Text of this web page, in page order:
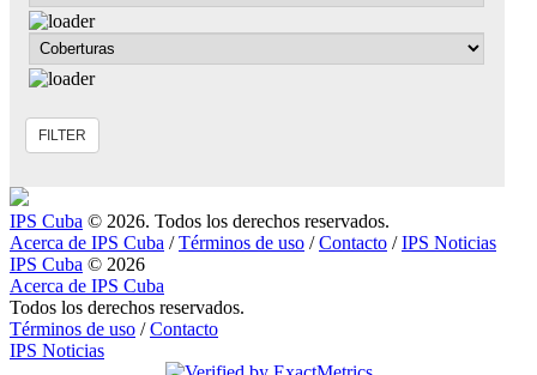
IPS Cuba © 2026. Todos los derechos reservados.
Acerca de IPS Cuba / Términos de uso / Contacto / IPS Noticias
IPS Cuba © 2026
Acerca de IPS Cuba
Todos los derechos reservados.
Términos de uso / Contacto
IPS Noticias